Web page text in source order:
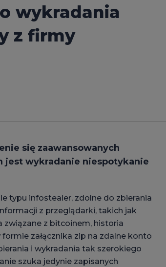
wykradania
z firmy
się zaawansowanych
jest wykradanie niespotykanie
typu infostealer, zdolne do zbierania
z przeglądarki, takich jak
związane z bitcoinem, historia
załącznika zip na zdalne konto
i wykradania tak szerokiego
szuka jedynie zapisanych